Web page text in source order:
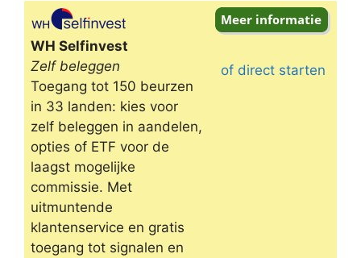
Omschrijving
WH Selfinvest
Zelf beleggen
Toegang tot 150 beurzen
in 33 landen: kies voor
zelf beleggen in aandelen,
opties of ETF voor de
laagst mogelijke
commissie. Met
uitmuntende
klantenservice en gratis
toegang tot signalen en
of direct starten